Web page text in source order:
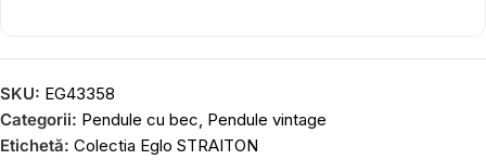
SKU: EG43358
Categorii: Pendule cu bec, Pendule vintage
Etichetă: Colectia Eglo STRAITON